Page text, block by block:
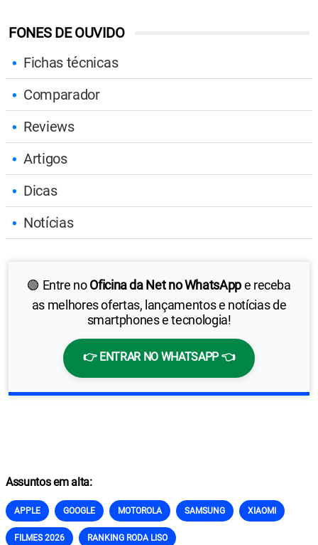
FONES DE OUVIDO
Fichas técnicas
Comparador
Reviews
Artigos
Dicas
Notícias
🟢 Entre noOficina da Net no WhatsAppe receba
as melhores ofertas, lançamentos e notícias de
smartphones e tecnologia!
👉 ENTRAR NO WHATSAPP 👈
Assuntos em alta:
APPLE GOOGLE MOTOROLA SAMSUNG XIAOMI
FILMES 2026 RANKING RODA LISO